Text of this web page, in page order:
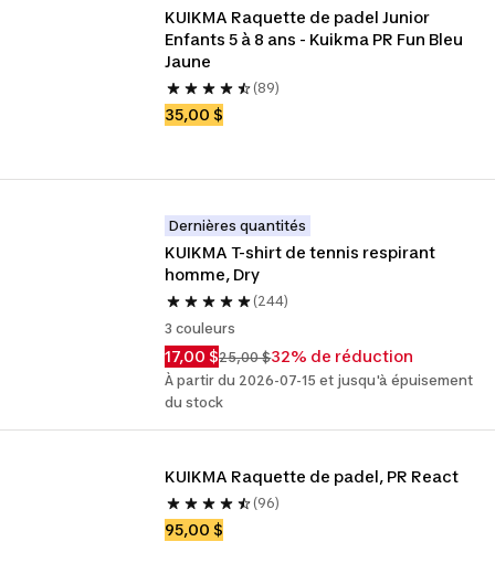
KUIKMA Raquette de padel Junior
Enfants 5 à 8 ans - Kuikma PR Fun Bleu
Jaune
(89)
35,00 $
Dernières quantités
KUIKMA T-shirt de tennis respirant
homme, Dry
(244)
3 couleurs
17,00 $25,00 $32% de réduction
À partir du 2026-07-15 et jusqu'à épuisement
du stock
KUIKMA Raquette de padel, PR React
(96)
95,00 $